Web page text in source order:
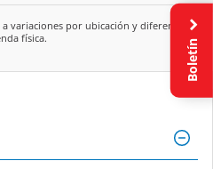
a variaciones por ubicación y diferente
física.
Boletín